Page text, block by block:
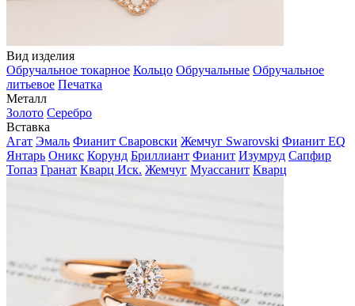
Вид изделия
Обручальное токарное Кольцо Обручальные Обручальное
литьевое Печатка
Металл
Золото Серебро
Вставка
Агат Эмаль Фианит Сваровски Жемчуг Swarovski Фианит EQ
Янтарь Оникс Корунд Бриллиант Фианит Изумруд Сапфир
Топаз Гранат Кварц Иск. Жемчуг Муассанит Кварц